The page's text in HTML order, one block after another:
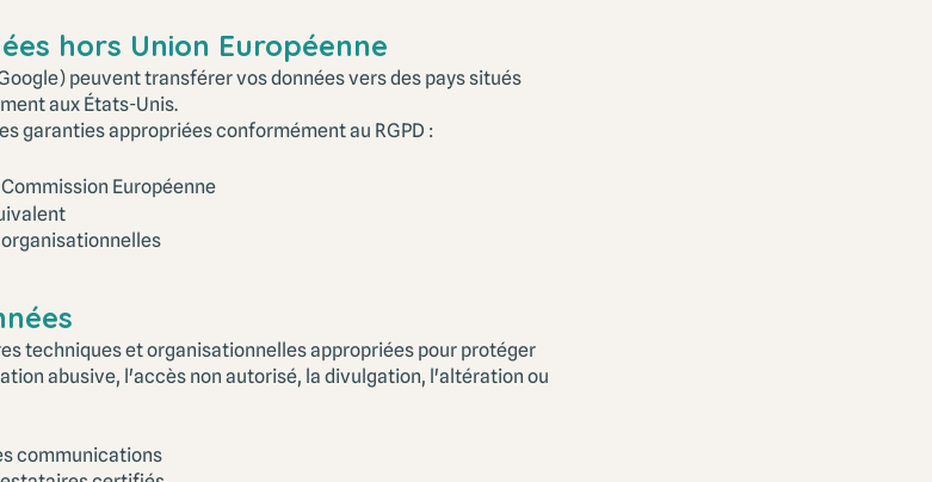
hors Union Européenne
peuvent transférer vos données vers des pays situés
aux États-Unis.
garanties appropriées conformément au RGPD :
Européenne
techniques et organisationnelles appropriées pour protéger
abusive, l'accès non autorisé, la divulgation, l'altération ou
communications